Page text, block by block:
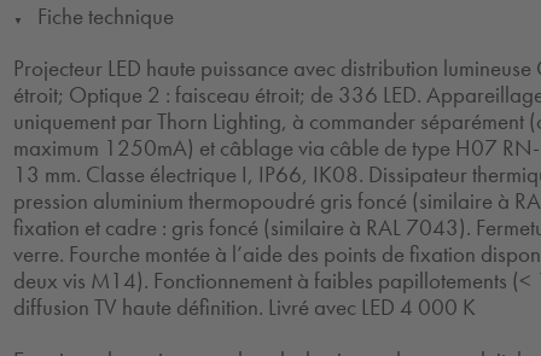
▼
Fiche technique
Projecteur LED haute puissance avec distribution
étroit; Optique 2 : faisceau étroit; de 336 LED.
uniquement par Thorn Lighting, à commander séparément
maximum 1250mA) et câblage via câble de type H07
13 mm. Classe électrique I, IP66, IK08. Dissipateur
pression aluminium thermopoudré gris foncé (similaire à
fixation et cadre : gris foncé (similaire à RAL 7043).
verre. Fourche montée à l’aide des points de fixation
deux vis M14). Fonctionnement à faibles papillotements (<
diffusion TV haute définition. Livré avec LED 4 000 K